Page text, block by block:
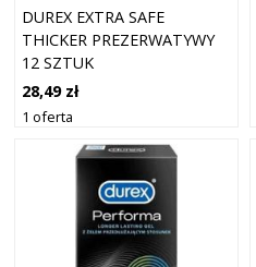
DUREX EXTRA SAFE
THICKER PREZERWATYWY
12 SZTUK
28,49 zł
1 oferta